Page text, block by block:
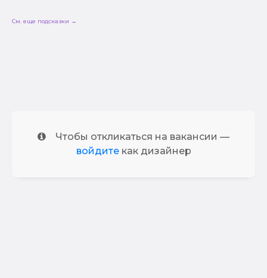
См. еще подсказки →
Чтобы откликаться на вакансии —
войдитекак дизайнер